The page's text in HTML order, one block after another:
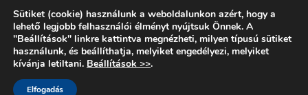
Copyright © 2020 | Alkalmazott Oktatástan
Magyarország
Sütiket (cookie) használunk a weboldalunkon azért, hogy a
lehető legjobb felhasználói élményt nyújtsuk Önnek. A
"Beállítások" linkre kattintva megnézheti, milyen típusú sütiket
használunk, és beállíthatja, melyiket engedélyezi, melyiket
kívánja letiltani. Beállítások >>.
Elfogadás